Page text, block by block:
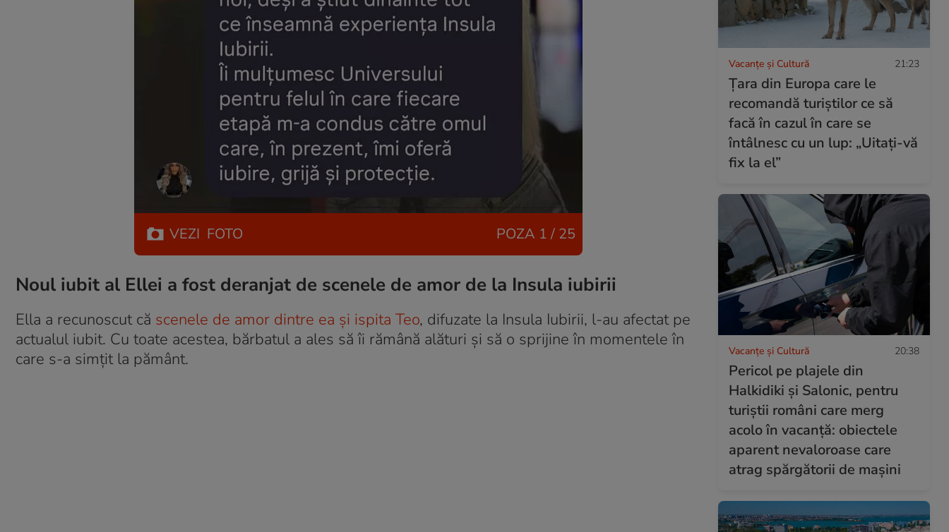
VEZI FOTO POZA 1 / 25
Noul iubit al Ellei a fost deranjat de scenele de amor de la Insula iubirii
Ella a recunoscut că scenele de amor dintre ea și ispita Teo, difuzate la Insula Iubirii, l-au afectat pe
actualul iubit. Cu toate acestea, bărbatul a ales să îi rămână alături și să o sprijine în momentele în
care s-a simțit la pământ.
Vacanțe și Cultură 21:23
Țara din Europa care le
recomandă turiștilor ce să
facă în cazul în care se
întâlnesc cu un lup: „Uitați-vă
fix la el”
Vacanțe și Cultură 20:38
Pericol pe plajele din
Halkidiki și Salonic, pentru
turiștii români care merg
acolo în vacanță: obiectele
aparent nevaloroase care
atrag spărgătorii de mașini